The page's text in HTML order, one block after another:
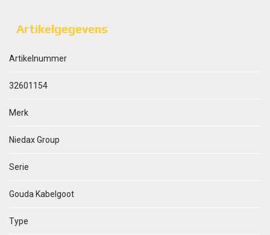
Artikelgegevens
Artikelnummer
32601154
Merk
Niedax Group
Serie
Gouda Kabelgoot
Type